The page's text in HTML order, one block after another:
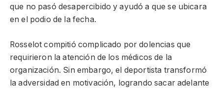
que no pasó desapercibido y ayudó a que se ubicara
en el podio de la fecha.
Rosselot compitió complicado por dolencias que
requirieron la atención de los médicos de la
organización. Sin embargo, el deportista transformó
la adversidad en motivación, logrando sacar adelante